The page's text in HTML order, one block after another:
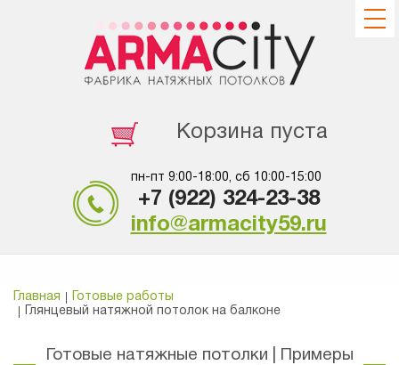
Корзина пуста
пн-пт 9:00-18:00, сб 10:00-15:00
+7 (922) 324-23-38
info@armacity59.ru
Главная
Готовые работы
Глянцевый натяжной потолок на балконе
Готовые натяжные потолки | Примеры